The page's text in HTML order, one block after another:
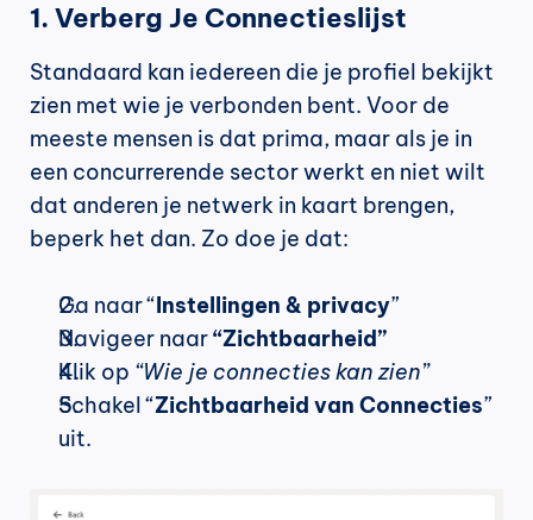
1. Verberg Je Connectieslijst
Standaard kan iedereen die je profiel bekijkt
zien met wie je verbonden bent. Voor de
meeste mensen is dat prima, maar als je in
een concurrerende sector werkt en niet wilt
dat anderen je netwerk in kaart brengen,
beperk het dan. Zo doe je dat:
Ga naar “Instellingen & privacy”
Navigeer naar “Zichtbaarheid”
Klik op “Wie je connecties kan zien”
Schakel “Zichtbaarheid van Connecties”
uit.